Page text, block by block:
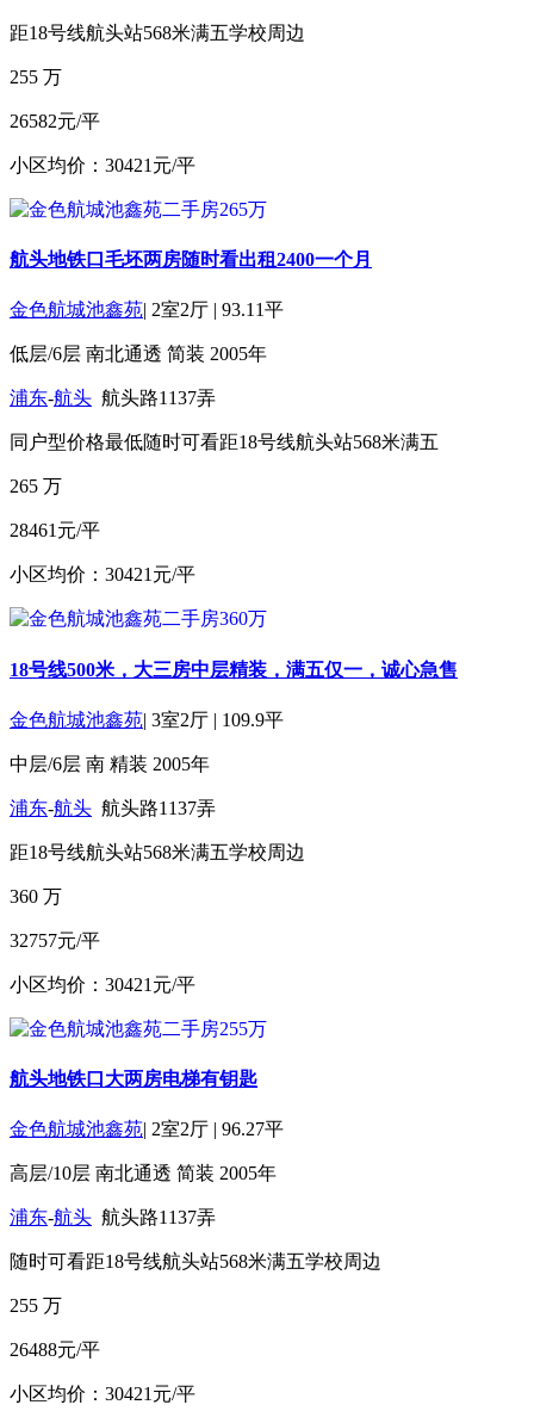
距18号线航头站568米满五学校周边
255 万
26582元/平
小区均价：30421元/平
航头地铁口毛坯两房随时看出租2400一个月
金色航城池鑫苑| 2室2厅 | 93.11平
低层/6层 南北通透 简装 2005年
浦东-航头 航头路1137弄
同户型价格最低随时可看距18号线航头站568米满五
265 万
28461元/平
小区均价：30421元/平
18号线500米，大三房中层精装，满五仅一，诚心急售
金色航城池鑫苑| 3室2厅 | 109.9平
中层/6层 南 精装 2005年
浦东-航头 航头路1137弄
距18号线航头站568米满五学校周边
360 万
32757元/平
小区均价：30421元/平
航头地铁口大两房电梯有钥匙
金色航城池鑫苑| 2室2厅 | 96.27平
高层/10层 南北通透 简装 2005年
浦东-航头 航头路1137弄
随时可看距18号线航头站568米满五学校周边
255 万
26488元/平
小区均价：30421元/平